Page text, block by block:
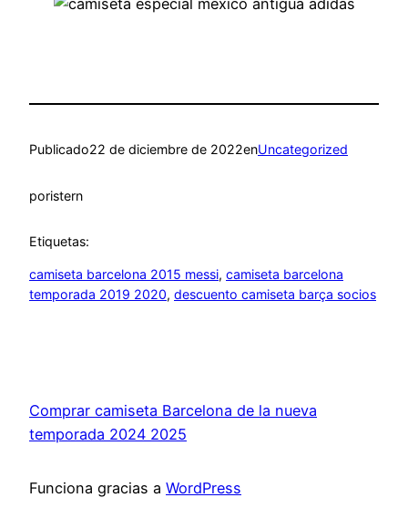
Publicado22 de diciembre de 2022enUncategorized
poristern
Etiquetas:
camiseta barcelona 2015 messi, camiseta barcelona
temporada 2019 2020, descuento camiseta barça socios
Comprar camiseta Barcelona de la nueva
temporada 2024 2025
Funciona gracias a WordPress